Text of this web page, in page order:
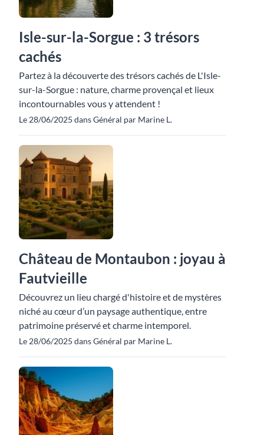
Isle-sur-la-Sorgue : 3 trésors
cachés
Partez à la découverte des trésors cachés de L'Isle-
sur-la-Sorgue : nature, charme provençal et lieux
incontournables vous y attendent !
Le 28/06/2025 dans Général par Marine L.
Château de Montaubon : joyau à
Fautvieille
Découvrez un lieu chargé d'histoire et de mystères
niché au cœur d’un paysage authentique, entre
patrimoine préservé et charme intemporel.
Le 28/06/2025 dans Général par Marine L.